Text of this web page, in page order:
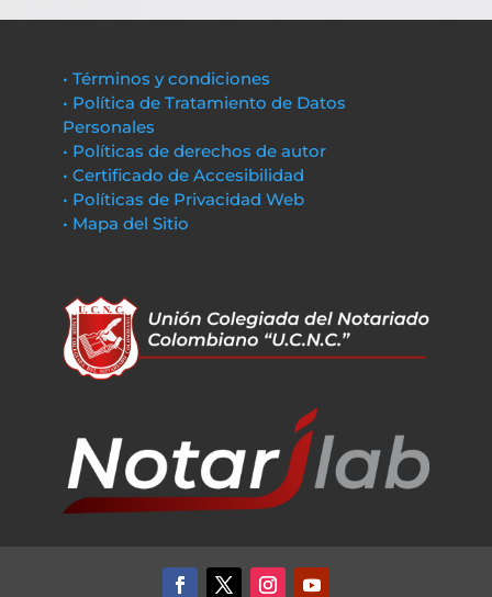
• Términos y condiciones
• Política de Tratamiento de Datos
Personales
• Políticas de derechos de autor
• Certificado de Accesibilidad
• Políticas de Privacidad Web
• Mapa del Sitio